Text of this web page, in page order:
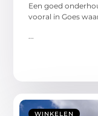
Een goed
vooral in Goes
WINKELEN